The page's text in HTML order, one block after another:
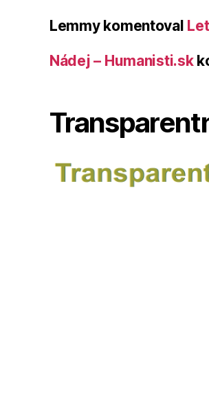
Lemmykomentoval
Nádej – Humanisti.sk